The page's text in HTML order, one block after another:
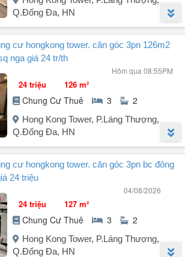
triệu/tháng.
TNCN do người thuê thanh toán.
Q.Đống Đa, HN
(19 tin đăng)
cư Hongkong Tower:
thiết kế 2 phòng ngủ, 2 vệ sinh;
công hướng ĐN view sang Đại sứ quán Nga;
thuê HĐ lâu dài, tối thiểu 12 tháng;
6 tháng;
triệu/tháng;
TNCN do người thuê thanh toán.
cư hongkong tower. căn góc 3pn 126m2
nga giá 24 tr/th
Hôm qua 08:55PM
24 triệu 126 m²
Chung Cư Thuê 3 2
Hong Kong Tower, P.Láng Thượng,
Q.Đống Đa, HN
(19 tin đăng)
cư Hongkong Tower.
thất tân cổ điển.
lâu dài.
- tiền thuế người thuê trả.
cư hongkong tower. căn góc 3pn bc đông
24 triệu
04/08/2026
24 triệu 127 m²
Chung Cư Thuê 3 2
Hong Kong Tower, P.Láng Thượng,
Q.Đống Đa, HN